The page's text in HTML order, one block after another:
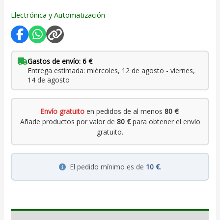
Electrónica y Automatización
Gastos de envío: 6 €
Entrega estimada: miércoles, 12 de agosto - viernes,
14 de agosto
Envío gratuito en pedidos de al menos 80 €!
Añade productos por valor de 80 €para obtener el envío
gratuito.
El pedido mínimo es de 10 €.